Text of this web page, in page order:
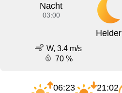
Nacht
03:00
Helder
W, 3.4 m/s
70 %
06:23 21:02